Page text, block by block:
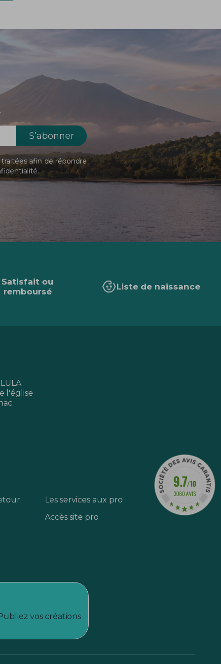
afin de répondre
.
Satisfait ou
remboursé
Liste de naissance
l'église
Les services aux pro
Accès site pro
vos créations
9.7/10
3060 AVIS